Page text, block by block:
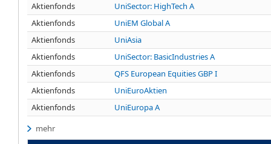
Aktienfonds
UniSector: HighTech A
Aktienfonds
UniEM Global A
Aktienfonds
UniAsia
Aktienfonds
UniSector: BasicIndustries A
Aktienfonds
QFS European Equities GBP I
Aktienfonds
UniEuroAktien
Aktienfonds
UniEuropa A
mehr